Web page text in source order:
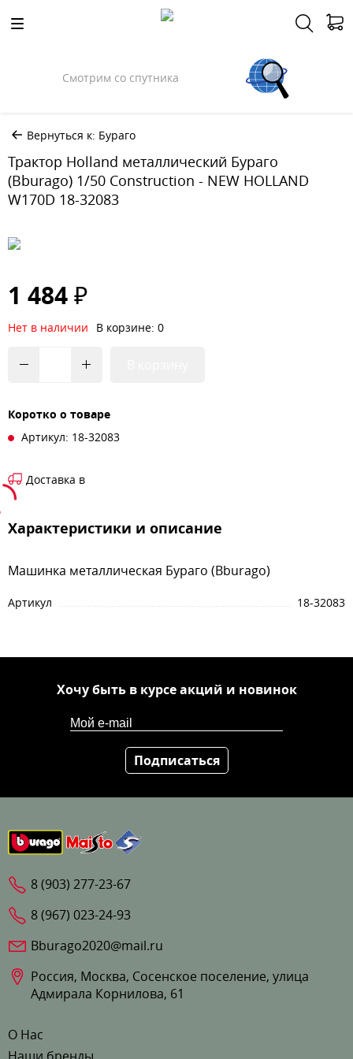
Смотрим со спутника
Вернуться к: Бураго
Трактор Holland металлический Бураго
(Bburago) 1/50 Construction - NEW HOLLAND
W170D 18-32083
1 484 ₽
Нет в наличии В корзине: 0
Коротко о товаре
Артикул: 18-32083
Доставка в
Характеристики и описание
Машинка металлическая Бураго (Bburago)
Артикул 18-32083
Хочу быть в курсе акций и новинок
Подписаться
8 (903) 277-23-67
8 (967) 023-24-93
Bburago2020@mail.ru
Россия, Москва, Сосенское поселение, улица
Адмирала Корнилова, 61
О Нас